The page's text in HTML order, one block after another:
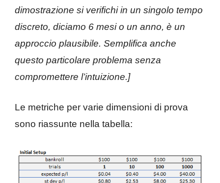
dimostrazione si verifichi in un singolo tempo
discreto, diciamo 6 mesi o un anno, è un
approccio plausibile. Semplifica anche
questo particolare problema senza
compromettere l’intuizione.]
Le metriche per varie dimensioni di prova
sono riassunte nella tabella: